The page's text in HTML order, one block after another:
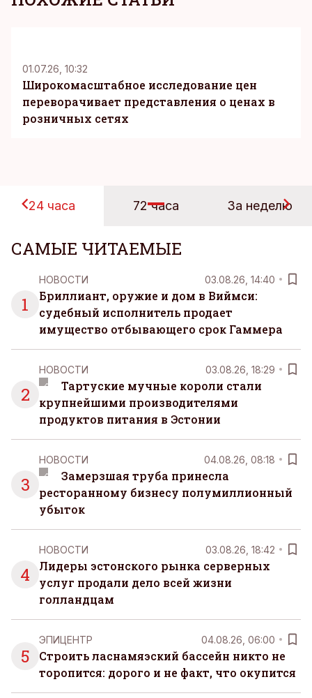
01.07.26, 10:32
Широкомасштабное исследование цен
переворачивает представления о ценах в
розничных сетях
24 часа 72 часа За неделю
САМЫЕ ЧИТАЕМЫЕ
1
НОВОСТИ 03.08.26, 14:40
Бриллиант, оружие и дом в Виймси:
судебный исполнитель продает
имущество отбывающего срок Гаммера
2
НОВОСТИ 03.08.26, 18:29
Тартуские мучные короли стали
крупнейшими производителями
продуктов питания в Эстонии
3
НОВОСТИ 04.08.26, 08:18
Замерзшая труба принесла
ресторанному бизнесу полумиллионный
убыток
4
НОВОСТИ 03.08.26, 18:42
Лидеры эстонского рынка серверных
услуг продали дело всей жизни
голландцам
5
ЭПИЦЕНТР 04.08.26, 06:00
Строить ласнамяэский бассейн никто не
торопится: дорого и не факт, что окупится